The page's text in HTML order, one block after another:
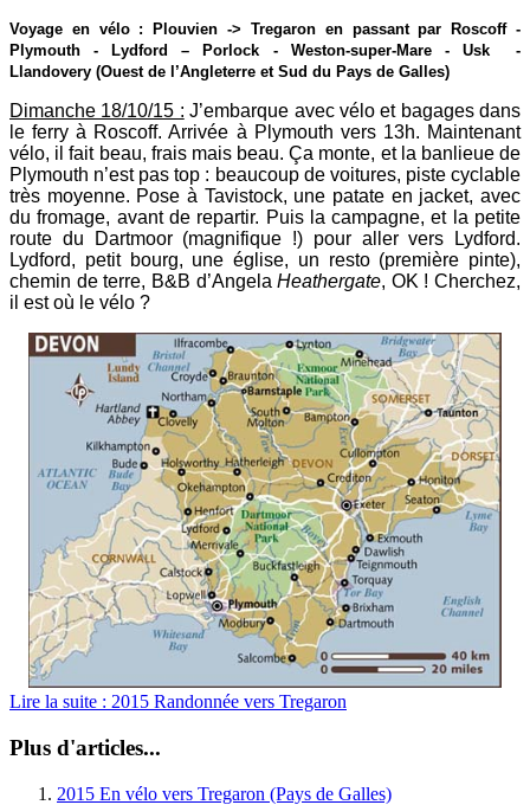
Voyage en vélo : Plouvien -> Tregaron en passant par Roscoff -
Plymouth - Lydford – Porlock - Weston-super-Mare - Usk -
Llandovery (Ouest de l’Angleterre et Sud du Pays de Galles)
Dimanche 18/10/15 : J’embarque avec vélo et bagages dans
le ferry à Roscoff. Arrivée à Plymouth vers 13h. Maintenant
vélo, il fait beau, frais mais beau. Ça monte, et la banlieue de
Plymouth n’est pas top : beaucoup de voitures, piste cyclable
très moyenne. Pose à Tavistock, une patate en jacket, avec
du fromage, avant de repartir. Puis la campagne, et la petite
route du Dartmoor (magnifique !) pour aller vers Lydford.
Lydford, petit bourg, une église, un resto (première pinte),
chemin de terre, B&B d’AngelaHeathergate, OK ! Cherchez,
il est où le vélo ?
Lire la suite : 2015 Randonnée vers Tregaron
Plus d'articles...
2015 En vélo vers Tregaron (Pays de Galles)